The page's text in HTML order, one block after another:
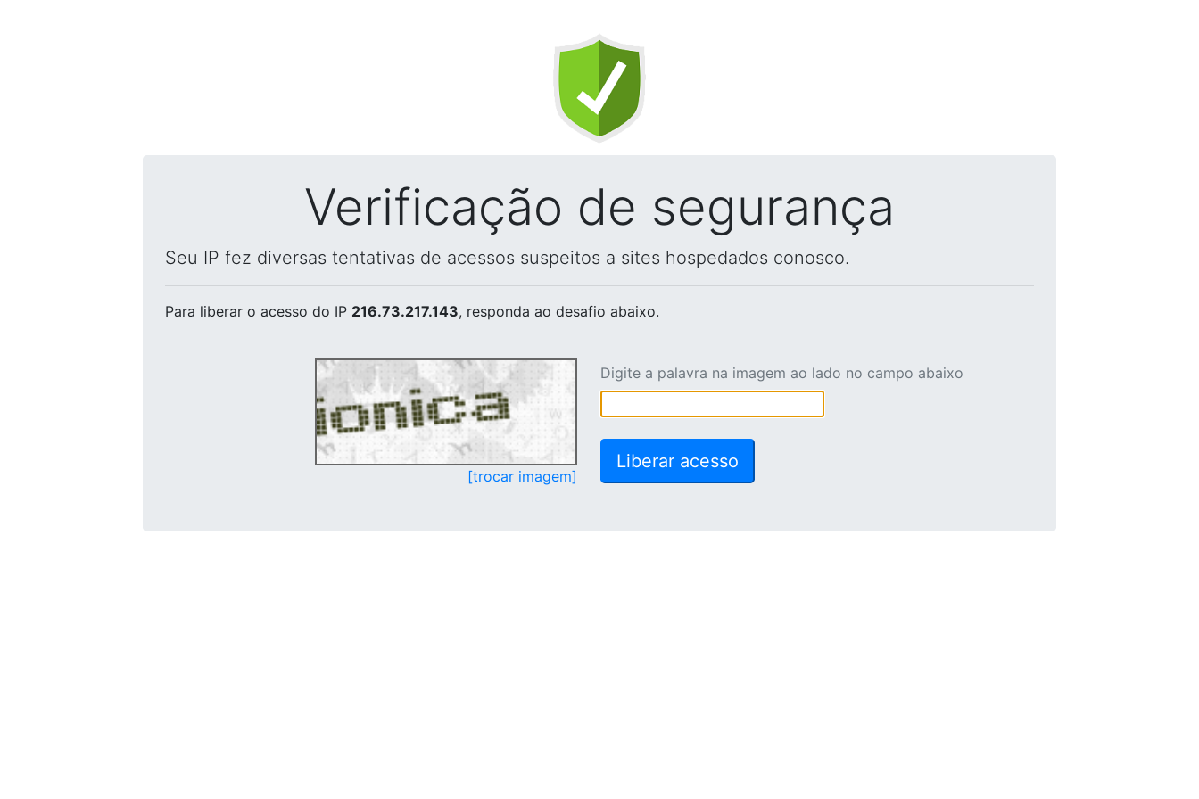
Verificação de segurança
Seu IP fez diversas tentativas de acessos suspeitos a sites hospedados conosco.
Para liberar o acesso do IP 216.73.217.143, responda ao desafio abaixo.
[trocar imagem]
Digite a palavra na imagem ao lado no campo abaixo